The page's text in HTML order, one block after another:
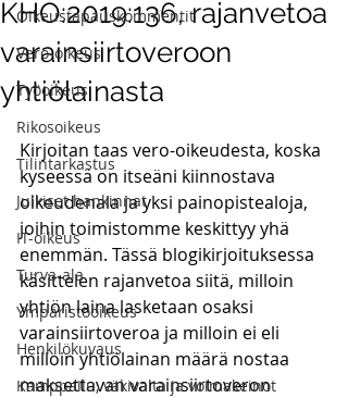
Oikeustapauskommentit
Vero-oikeus
Työoikeus
Rikosoikeus
Tilintarkastus
Julkiset hankinnat
IT-oikeus
Turva-ala
Ympäristöoikeus
Henkilökuvaus
Kamppailu, väkivalta ja voimakeinot
KHO:2019:136, rajanvetoa
varainsiirtoveroon
yhtiölainasta
Kirjoitan taas vero-oikeudesta, koska
kyseessä on itseäni kiinnostava
oikeudenala ja yksi painopistealoja,
joihin toimistomme keskittyy yhä
enemmän. Tässä blogikirjoituksessa
käsittelen rajanvetoa siitä, milloin
yhtiön laina lasketaan osaksi
varainsiirtoveroa ja milloin ei eli
milloin yhtiölainan määrä nostaa
maksettavan varainsiirtoveron